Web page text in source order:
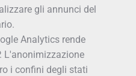
gli annunci del
Analytics rende
L'anonimizzazione
i confini degli stati